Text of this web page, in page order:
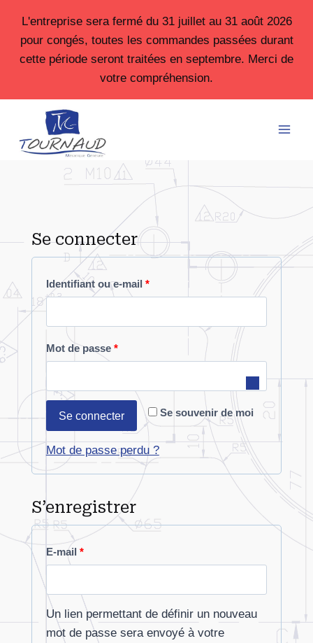
contenu
L'entreprise sera fermé du 31 juillet au 31 août 2026
pour congés, toutes les commandes passées durant
cette période seront traitées en septembre. Merci de
votre compréhension.
Se connecter
Identifiant ou e-mail *O
i
a
o
Mot de passe *O
l
i
g
a
o
Se souvenir de moi
Se connecter
Mot de passe perdu ?
S’enregistrer
E-mail *O
l
Un lien permettant de définir un nouveau
mot de passe sera envoyé à votre